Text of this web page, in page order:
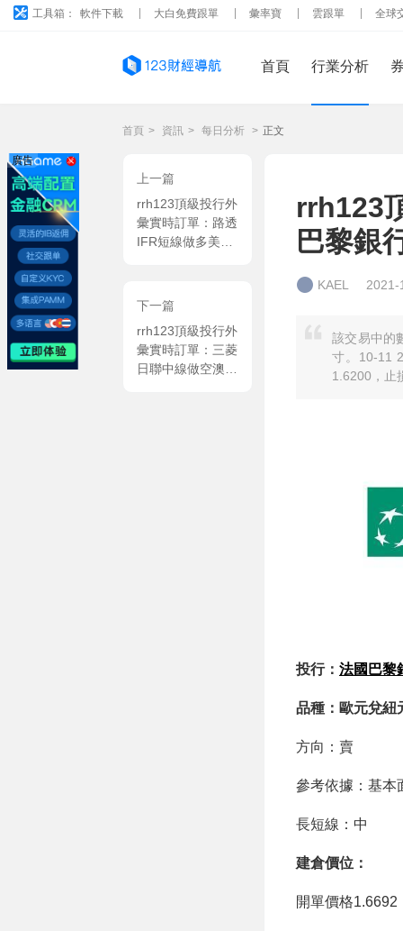
工具箱： 軟件下載 大白免費跟單 彙率寶 雲跟單 全球
首頁 行業分析
首頁 > 資訊 > 每日分析 > 正文
上一篇
rrh123頂級投行外
彙實時訂單：路透
IFR短線做多美元
下一篇
rrh123頂級投行外
彙實時訂單：三菱
日聯中線做空澳元
rrh123
巴黎銀
KAEL 2021-
該交易中的
寸。10-11
1.6200，止
投行： 法國巴黎
品種：歐元兌紐
方向：賣
參考依據：基本
長短線：中
建倉價位：
開單價格1.6692
廣告